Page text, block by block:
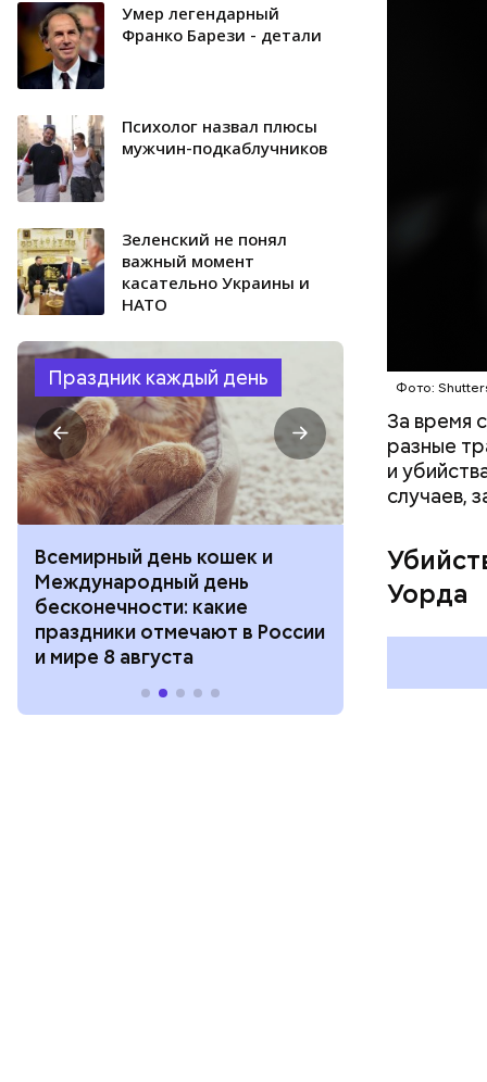
Умер легендарный
Франко Барези - детали
Психолог назвал плюсы
мужчин-подкаблучников
Зеленский не понял
важный момент
касательно Украины и
НАТО
Праздник каждый день
Всемирный день кошек и
Международный день
бесконечности: какие
праздники отмечают в России
и мире 8 августа
День
холостяка:
отмечают в
Фото:
За время
разные
и
случаев,
Уорда
Фото:
котором
был
однажды
его